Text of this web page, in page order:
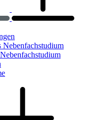
Nebenfachstudium